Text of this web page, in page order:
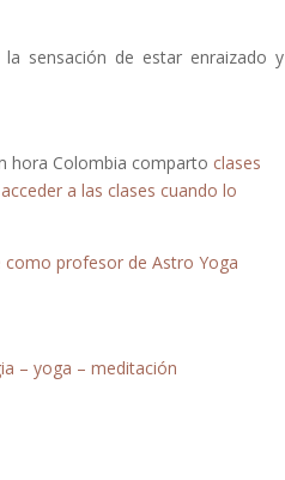
sensación de estar enraizado y
hora Colombia comparto clases
acceder a las clases cuando lo
como profesor de Astro Yoga
– yoga – meditación